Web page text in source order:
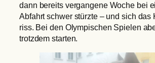
dann bereits vergangene Woche bei
Abfahrt schwer stürzte – und sich das
riss. Bei den Olympischen Spielen
trotzdem starten.